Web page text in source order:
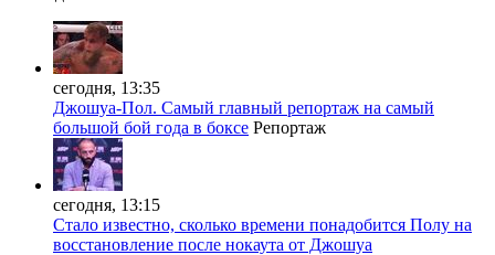
сегодня, 13:35
Джошуа-Пол. Самый главный репортаж на самый
большой бой года в боксе Репортаж
сегодня, 13:15
Стало известно, сколько времени понадобится Полу на
восстановление после нокаута от Джошуа